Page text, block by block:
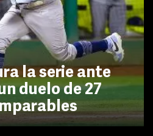
la serie ante
duelo de 27